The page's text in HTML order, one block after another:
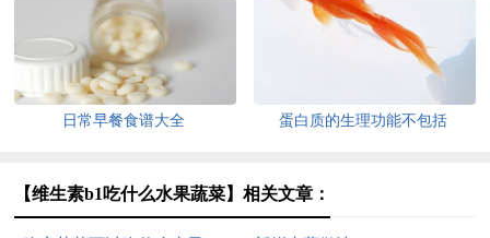
日常早餐食谱大全 蛋白质的生理功能不包括
【维生素b1吃什么水果蔬菜】相关文章：